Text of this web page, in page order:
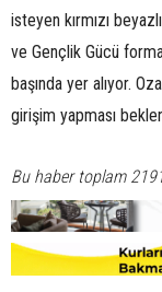
isteyen kırmızı
ve Gençlik Gücü
başında yer alıyor.
girişim yapması
Bu haber toplam